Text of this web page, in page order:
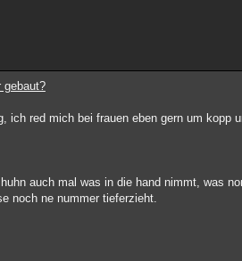
gebaut?
ich red mich bei frauen eben gern um kopp
auch mal was in die hand nimmt, was
noch ne nummer tieferzieht.